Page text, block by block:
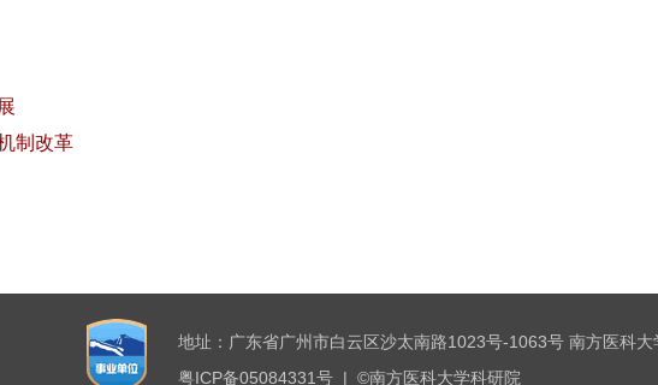
制改革
地址：广东省广州市白云区沙太南路1023号-1063号 南方医科大
粤ICP备05084331号 | ©南方医科大学科研院